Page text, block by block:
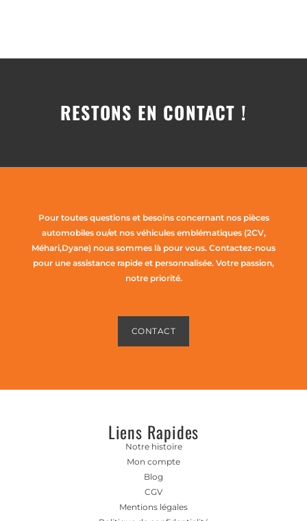
RESTONS EN CONTACT !
Pour toutes questions et besoins concernant nos pièces
automobiles ou/et nos véhicules emblématiques (2CV,
Méhari,Dyane) nous sommes là pour vous. Contactez-nous
pour une assistance rapide et personnalisée. Votre passion,
notre priorité.
CONTACT
Liens Rapides
Notre histoire
Mon compte
Blog
CGV
Mentions légales